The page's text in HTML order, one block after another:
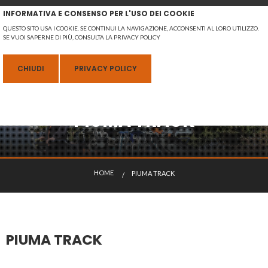
INFORMATIVA E CONSENSO PER L'USO DEI COOKIE
QUESTO SITO USA I COOKIE. SE CONTINUI LA NAVIGAZIONE, ACCONSENTI AL LORO UTILIZZO.
SE VUOI SAPERNE DI PIÙ, CONSULTA LA PRIVACY POLICY
CHIUDI PRIVACY POLICY
ITALIANO
PIUMA TRACK
HOME ATTUALE:
PIUMA TRACK
PIUMA TRACK